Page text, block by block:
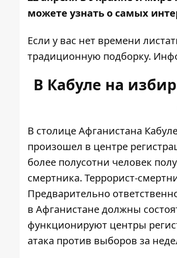
можете узнать о самых
Если у вас нет времени
традиционную подборку.
В Кабуле на
В столице Афганистана
произошел в центре
более полусотни человек
смертника. Террорист-
Предварительно
в Афганистане должны
функционируют центры
атака против выборов за